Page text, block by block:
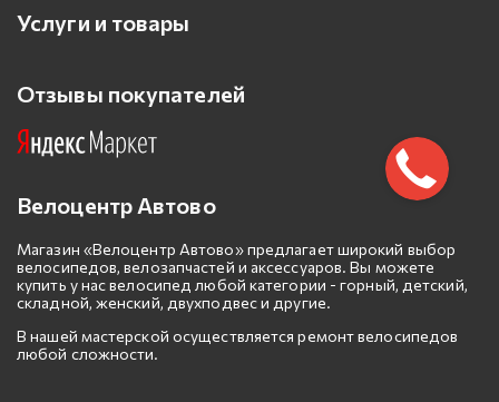
Услуги и товары
Отзывы покупателей
Велоцентр Автово
Магазин «Велоцентр Автово» предлагает широкий выбор
велосипедов, велозапчастей и аксессуаров. Вы можете
купить у нас велосипед любой категории - горный, детский,
складной, женский, двухподвес и другие.
В нашей мастерской осуществляется ремонт велосипедов
любой сложности.